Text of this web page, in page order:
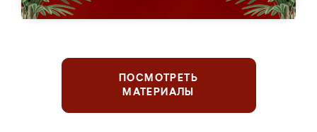
ПОСМОТРЕТЬ
МАТЕРИАЛЫ